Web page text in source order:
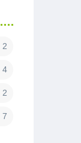
2
4
2
7